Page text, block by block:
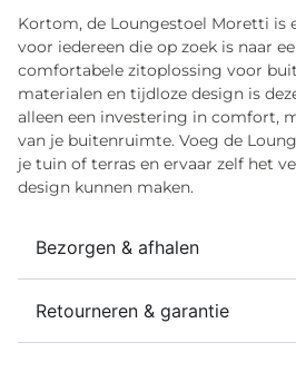
Kortom, de Loungestoel Moretti is
voor iedereen die op zoek is naar
comfortabele zitoplossing voor
materialen en tijdloze design is
alleen een investering in comfort,
van je buitenruimte. Voeg de
je tuin of terras en ervaar zelf het
design kunnen maken.
Bezorgen & afhalen
Retourneren & garantie